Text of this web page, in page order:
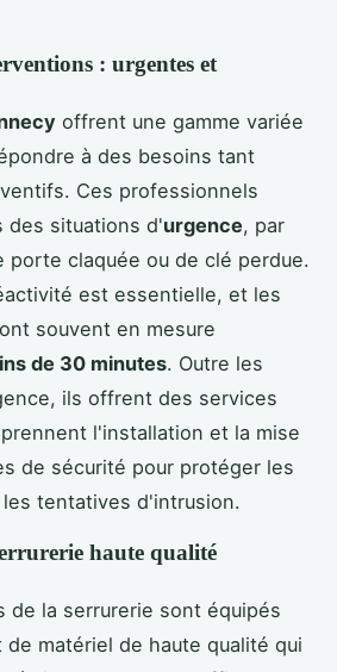
: urgentes et
offrent une gamme variée
à des besoins tant
Ces professionnels
des situations d'urgence, par
porte claquée ou de clé perdue.
est essentielle, et les
souvent en mesure
de 30 minutes. Outre les
ils offrent des services
l'installation et la mise
de sécurité pour protéger les
tentatives d'intrusion.
haute qualité
de la serrurerie sont équipés
matériel de haute qualité qui